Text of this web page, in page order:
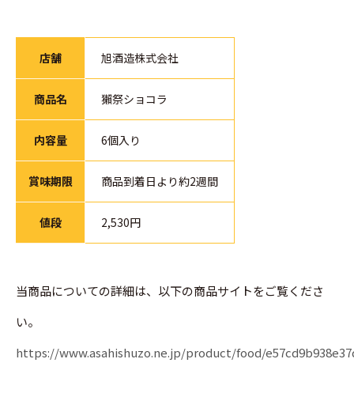
店舗 旭酒造株式会社
商品名 獺祭ショコラ
内容量 6個入り
賞味期限 商品到着日より約2週間
値段 2,530円
当商品についての詳細は、以下の商品サイトをご覧くださ
い。
https://www.asahishuzo.ne.jp/product/food/